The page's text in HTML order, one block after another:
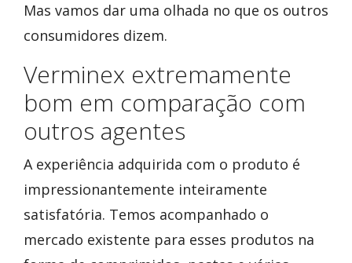
Mas vamos dar uma olhada no que os outros
consumidores dizem.
Verminex extremamente
bom em comparação com
outros agentes
A experiência adquirida com o produto é
impressionantemente inteiramente
satisfatória. Temos acompanhado o
mercado existente para esses produtos na